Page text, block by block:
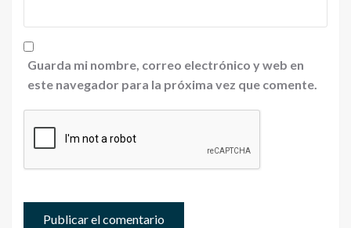
Guarda mi nombre, correo electrónico y web en
este navegador para la próxima vez que comente.